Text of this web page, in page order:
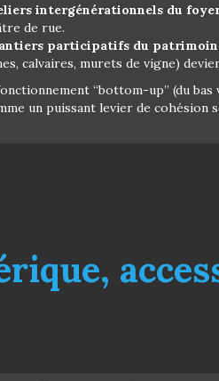
intergénérationnels du
de rue.
participatifs du
calvaires, murets de vigne)
“bottom-up” (du
un puissant levier de cohésion